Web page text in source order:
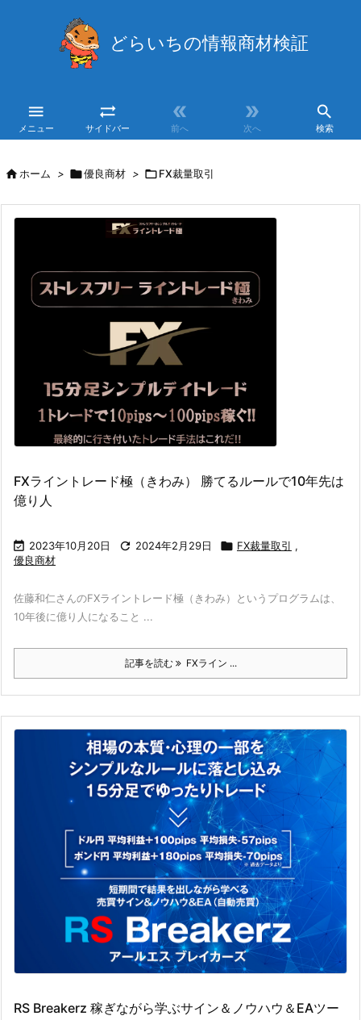
どらいちの情報商材検証

メニュー

サイドバー

前へ

次へ

検索
ホーム > 優良商材 > FX裁量取引
FXライントレード極（きわみ） 勝てるルールで10年先は
億り人
 2023年10月20日  2024年2月29日  FX裁量取引 ,
優良商材
佐藤和仁さんのFXライントレード極（きわみ）というプログラムは、
10年後に億り人になること ...
記事を読む FXライン ...
RS Breakerz 稼ぎながら学ぶサイン＆ノウハウ＆EAツー